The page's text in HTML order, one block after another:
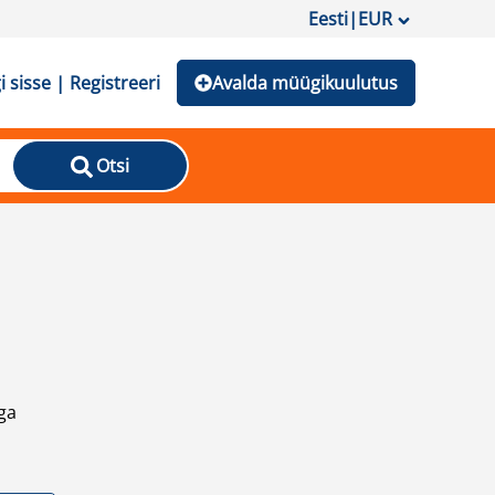
Eesti|EUR
sisse | Registreeri Avalda müügikuulutus
Otsi